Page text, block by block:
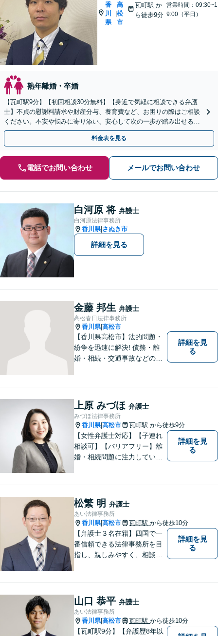
香
川
県
高
松
市
瓦町駅 か
ら徒歩9分
営業時間：09:30~1
9:00（平日）
熟年離婚・卒婚
【瓦町駅9分】【初回相談30分無料】【身近で気軽に相談できる弁護
士】不貞の慰謝料請求や財産分与、養育費など、お困りの際はご相談
ください。不安や悩みに寄り添い、安心して次の一歩が踏み出せるよ
うサポートします。【電話相談可】【休日・夜間対応】
料金表を見る
電話でお問い合わせ メールでお問い合わせ
白河原 将 弁護士
白河原法律事務所
香川県| さぬき市
詳細を見る
金藤 邦生 弁護士
高松春日法律事務所
香川県|高松市
【香川県高松市】法的問題・
紛争を迅速に解決! 債務・離
婚・相続・交通事故などの問
詳細を見
る
上原 みづほ 弁護士
みづほ法律事務所
香川県|高松市 瓦町駅 から徒歩9分
【女性弁護士対応】【子連れ
相談可】【バリアフリー】離
婚・相続問題に注力していま
詳細を見
る
松繁 明 弁護士
あい法律事務所
香川県|高松市 瓦町駅 から徒歩10分
【弁護士３名在籍】四国で一
番信頼できる法律事務所を目
指し、親しみやすく、相談し
詳細を見
る
山口 恭平 弁護士
あい法律事務所
香川県|高松市 瓦町駅 から徒歩10分
【瓦町駅9分】【弁護歴8年以